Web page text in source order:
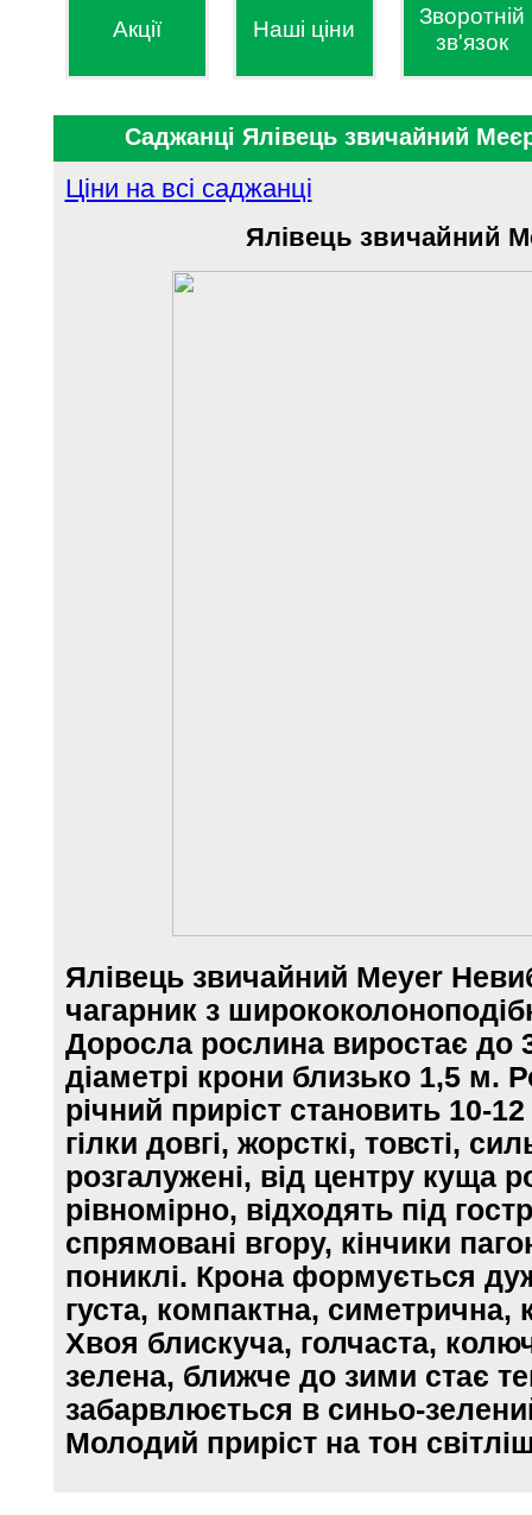
Акції Наші ціни
Зворотній
зв'язок
Саджанці Ялівець звичайний
Ціни на всі саджанці
Ялівець звичайний
Ялівець звичайний Meyer
чагарник з
Доросла рослина виростає до
діаметрі крони близько 1,5 м.
річний приріст становить 10-
гілки довгі, жорсткі, товсті,
розгалужені, від центру куща
рівномірно, відходять під
спрямовані вгору, кінчики
пониклі. Крона формується
густа, компактна, симетрична,
Хвоя блискуча, голчаста,
зелена, ближче до зими стає
забарвлюється в синьо-
Молодий приріст на тон